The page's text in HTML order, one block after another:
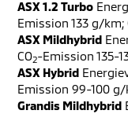
ASX 1.2 Turbo
Emission 133 g/km;
ASX Mildhybrid
CO2-Emission 135-
ASX Hybrid
Emission 99-100 g/
Grandis Mildhybrid